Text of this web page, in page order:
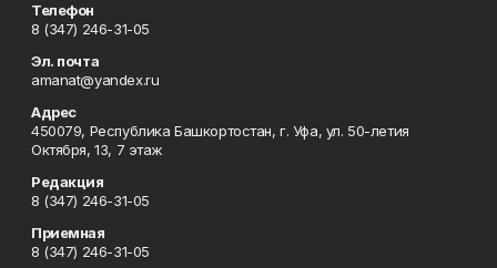
Телефон
8 (347) 246-31-05
Эл. почта
amanat@yandex.ru
Адрес
450079, Республика Башкортостан, г. Уфа, ул. 50-летия
Октября, 13, 7 этаж
Редакция
8 (347) 246-31-05
Приемная
8 (347) 246-31-05